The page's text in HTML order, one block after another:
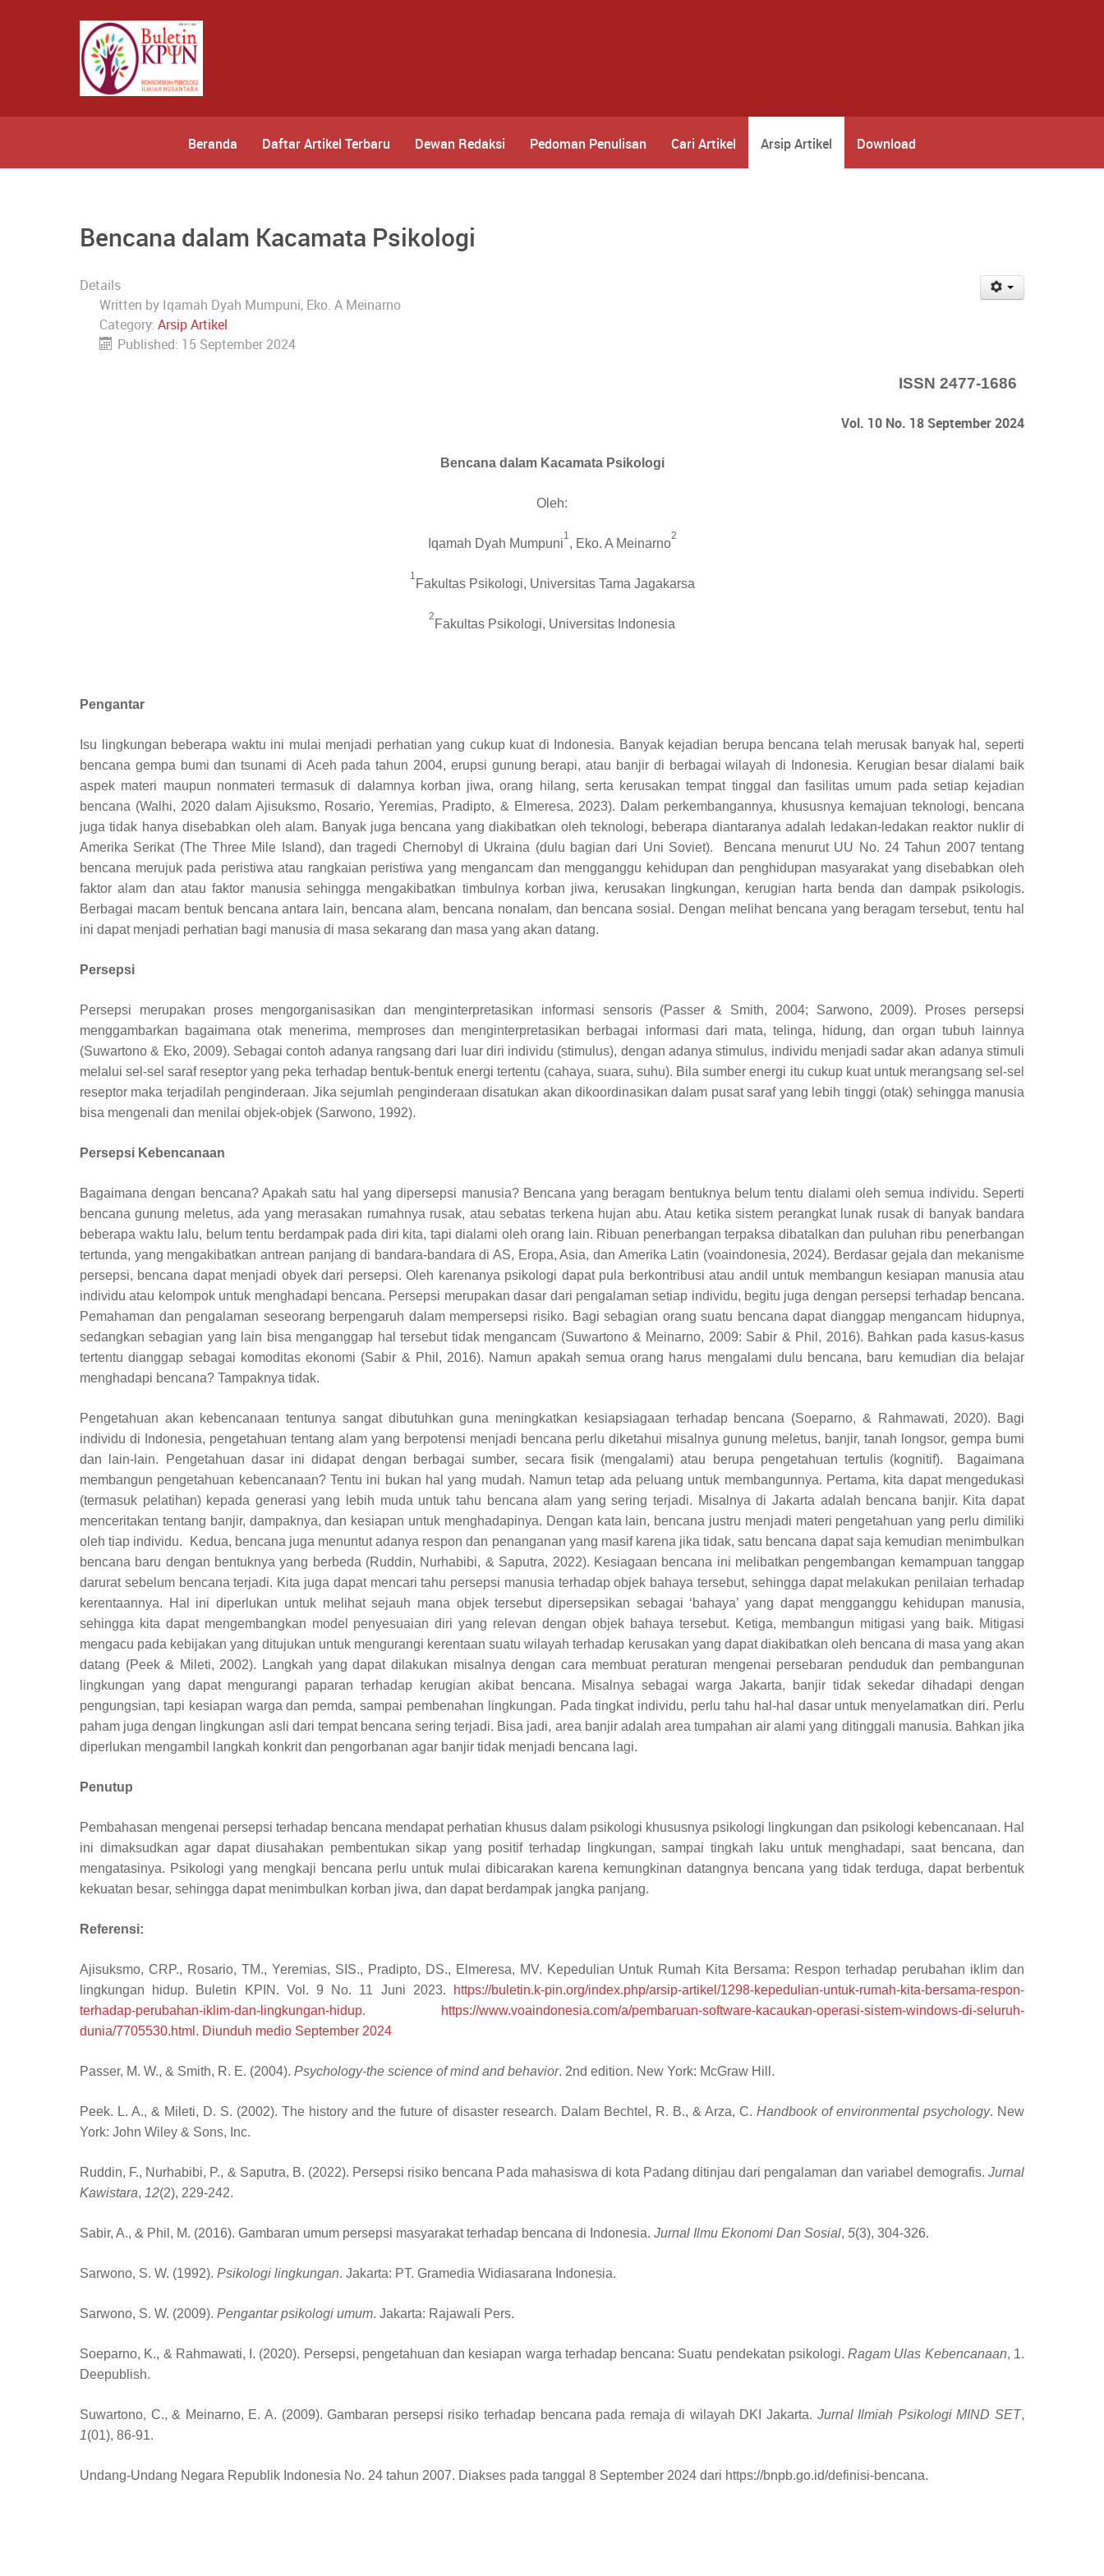
Beranda Daftar Artikel Terbaru Dewan Redaksi Pedoman Penulisan Cari Artikel Arsip Artikel Download
Bencana dalam Kacamata Psikologi
Details
Written by Iqamah Dyah Mumpuni, Eko. A Meinarno
Category: Arsip Artikel
Published: 15 September 2024
ISSN 2477-1686
Vol. 10 No. 18 September 2024
Bencana dalam Kacamata Psikologi
Oleh:
Iqamah Dyah Mumpuni
1
, Eko. A Meinarno
2
1
Fakultas Psikologi, Universitas Tama Jagakarsa
2
Fakultas Psikologi, Universitas Indonesia
Pengantar
Isu lingkungan beberapa waktu ini mulai menjadi perhatian yang cukup kuat di Indonesia. Banyak kejadian berupa bencana telah merusak banyak hal, seperti
bencana gempa bumi dan tsunami di Aceh pada tahun 2004, erupsi gunung berapi, atau banjir di berbagai wilayah di Indonesia. Kerugian besar dialami baik
aspek materi maupun nonmateri termasuk di dalamnya korban jiwa, orang hilang, serta kerusakan tempat tinggal dan fasilitas umum pada setiap kejadian
bencana (Walhi, 2020 dalamAjisuksmo, Rosario,Yeremias, Pradipto, & Elmeresa, 2023). Dalam perkembangannya, khususnya kemajuan teknologi, bencana
juga tidak hanya disebabkan oleh alam. Banyak juga bencana yang diakibatkan oleh teknologi, beberapa diantaranya adalah ledakan-ledakan reaktor nuklir di
Amerika Serikat (The Three Mile Island), dan tragedi Chernobyl di Ukraina (dulu bagian dari Uni Soviet).
Bencana menurut UU No. 24 Tahun 2007 tentang
bencana merujuk pada peristiwa atau rangkaian peristiwa yang mengancam dan mengganggu kehidupan dan penghidupan masyarakat yang disebabkan oleh
faktor alam dan atau faktor manusia sehingga mengakibatkan timbulnya korban jiwa, kerusakan lingkungan, kerugian harta benda dan dampak psikologis.
Berbagai macam bentuk bencana antara lain, bencana alam, bencana nonalam, dan bencana sosial. Dengan melihat bencana yang beragam tersebut, tentu hal
ini dapat menjadi perhatian bagi manusia di masa sekarang dan masa yang akan datang.
Persepsi
Persepsi merupakan proses mengorganisasikan dan menginterpretasikan informasi sensoris (Passer & Smith, 2004; Sarwono, 2009). Proses persepsi
menggambarkan bagaimana otak menerima, memproses dan menginterpretasikan berbagai informasi dari mata, telinga, hidung, dan organ tubuh lainnya
(Suwartono & Eko, 2009). Sebagai contoh adanya rangsang dari luar diri individu (stimulus), dengan adanya stimulus, individu menjadi sadar akan adanya stimuli
melalui sel-sel saraf reseptor yang peka terhadap bentuk-bentuk energi tertentu (cahaya, suara, suhu). Bila sumber energi itu cukup kuat untuk merangsang sel-sel
reseptor maka terjadilah penginderaan. Jika sejumlah penginderaan disatukan akan dikoordinasikan dalam pusat saraf yang lebih tinggi (otak) sehingga manusia
bisa mengenali dan menilai objek-objek (Sarwono, 1992).
Persepsi Kebencanaan
Bagaimana dengan bencana? Apakah satu hal yang dipersepsi manusia? Bencana yang beragam bentuknya belum tentu dialami oleh semua individu. Seperti
bencana gunung meletus, ada yang merasakan rumahnya rusak, atau sebatas terkena hujan abu. Atau ketika sistem perangkat lunak rusak di banyak bandara
beberapa waktu lalu, belum tentu berdampak pada diri kita, tapi dialami oleh orang lain. Ribuan penerbangan terpaksa dibatalkan dan puluhan ribu penerbangan
tertunda, yang mengakibatkan antrean panjang di bandara-bandara di AS, Eropa, Asia, dan Amerika Latin (voaindonesia, 2024). Berdasar gejala dan mekanisme
persepsi, bencana dapat menjadi obyek dari persepsi. Oleh karenanya psikologi dapat pula berkontribusi atau andil untuk membangun kesiapan manusia atau
individu atau kelompok untuk menghadapi bencana. Persepsi merupakan dasar dari pengalaman setiap individu, begitu juga dengan persepsi terhadap bencana.
Pemahaman dan pengalaman seseorang berpengaruh dalam mempersepsi risiko. Bagi sebagian orang suatu bencana dapat dianggap mengancam hidupnya,
sedangkan sebagian yang lain bisa menganggap hal tersebut tidak mengancam (Suwartono & Meinarno, 2009: Sabir & Phil, 2016). Bahkan pada kasus-kasus
tertentu dianggap sebagai komoditas ekonomi (Sabir & Phil, 2016). Namun apakah semua orang harus mengalami dulu bencana, baru kemudian dia belajar
menghadapi bencana? Tampaknya tidak.
Pengetahuan akan kebencanaan tentunya sangat dibutuhkan guna meningkatkan kesiapsiagaan terhadap bencana (Soeparno, & Rahmawati, 2020). Bagi
individu di Indonesia, pengetahuan tentang alam yang berpotensi menjadi bencana perlu diketahui misalnya gunung meletus, banjir, tanah longsor, gempa bumi
dan lain-lain.
Pengetahuan dasar ini didapat dengan berbagai sumber, secara fisik (mengalami) atau berupa pengetahuan tertulis (kognitif).
Bagaimana
membangun pengetahuan kebencanaan? Tentu ini bukan hal yang mudah. Namun tetap ada peluang untuk membangunnya. Pertama, kita dapat mengedukasi
(termasuk pelatihan) kepada generasi yang lebih muda untuk tahu bencana alam yang sering terjadi. Misalnya di Jakarta adalah bencana banjir. Kita dapat
menceritakan tentang banjir, dampaknya, dan kesiapan untuk menghadapinya. Dengan kata lain, bencana justru menjadi materi pengetahuan yang perlu dimiliki
oleh tiap individu.
Kedua, bencana juga menuntut adanya respon dan penanganan yang masif karena jika tidak, satu bencana dapat saja kemudian menimbulkan
bencana baru dengan bentuknya yang berbeda (Ruddin, Nurhabibi, & Saputra, 2022). Kesiagaan bencana ini melibatkan pengembangan kemampuan tanggap
darurat sebelum bencana terjadi. Kita juga dapat mencari tahu persepsi manusia terhadap objek bahaya tersebut, sehingga dapat melakukan penilaian terhadap
kerentaannya. Hal ini diperlukan untuk melihat sejauh mana objek tersebut dipersepsikan sebagai ‘bahaya’ yang dapat mengganggu kehidupan manusia,
sehingga kita dapat mengembangkan model penyesuaian diri yang relevan dengan objek bahaya tersebut. Ketiga, membangun mitigasi yang baik. Mitigasi
mengacu pada kebijakan yang ditujukan untuk mengurangi kerentaan suatu wilayah terhadap kerusakan yang dapat diakibatkan oleh bencana di masa yang akan
datang (Peek & Mileti, 2002). Langkah yang dapat dilakukan misalnya dengan cara membuat peraturan mengenai persebaran penduduk dan pembangunan
lingkungan yang dapat mengurangi paparan terhadap kerugian akibat bencana. Misalnya sebagai warga Jakarta, banjir tidak sekedar dihadapi dengan
pengungsian, tapi kesiapan warga dan pemda, sampai pembenahan lingkungan. Pada tingkat individu, perlu tahu hal-hal dasar untuk menyelamatkan diri. Perlu
paham juga dengan lingkungan asli dari tempat bencana sering terjadi. Bisa jadi, area banjir adalah area tumpahan air alami yang ditinggali manusia. Bahkan jika
diperlukan mengambil langkah konkrit dan pengorbanan agar banjir tidak menjadi bencana lagi.
Penutup
Pembahasan mengenai persepsi terhadap bencana mendapat perhatian khusus dalam psikologi khususnya psikologi lingkungan dan psikologi kebencanaan. Hal
ini dimaksudkan agar dapat diusahakan pembentukan sikap yang positif terhadap lingkungan, sampai tingkah laku untuk menghadapi, saat bencana, dan
mengatasinya. Psikologi yang mengkaji bencana perlu untuk mulai dibicarakan karena kemungkinan datangnya bencana yang tidak terduga, dapat berbentuk
kekuatan besar, sehingga dapat menimbulkan korban jiwa, dan dapat berdampak jangka panjang.
Referensi:
Ajisuksmo, CRP., Rosario, TM., Yeremias, SIS., Pradipto, DS., Elmeresa, MV. Kepedulian Untuk Rumah Kita Bersama: Responterhadap perubahan iklim dan
ingkungan hidup. Buletin KPIN. Vol. 9 No. 11 Juni 2023.
https://buletin.k-pin.org/index.php/arsip-artikel/1298-kepedulian-untuk-rumah-kita-bersama-respon-
terhadap-perubahan-iklim-dan-lingkungan-hidup.
https://www.voaindonesia.com/a/pembaruan-software-kacaukan-operasi-sistem-windows-di-seluruh-
dunia/7705530.html. Diunduh medio September 2024
Passer, M. W., & Smith, R. E. (2004). Psychology-the science of mind and behavior. 2nd edition. New York: McGraw Hill.
Peek. L. A., & Mileti, D. S. (2002). The history and the future of disaster research. Dalam Bechtel, R. B., & Arza, C. Handbook of environmental psychology. New
York: John Wiley & Sons, Inc.
Ruddin, F., Nurhabibi, P., & Saputra, B. (2022). Persepsi risiko bencana Pada mahasiswa di kota Padang ditinjau dari pengalaman dan variabel demografis. Jurnal
Kawistara, 12(2), 229-242.
Sabir, A., & Phil, M. (2016). Gambaran umum persepsi masyarakat terhadap bencana di Indonesia. Jurnal Ilmu Ekonomi Dan Sosial, 5(3), 304-326.
Sarwono, S. W. (1992). Psikologi lingkungan. Jakarta: PT. Gramedia Widiasarana Indonesia.
Sarwono, S. W. (2009). Pengantar psikologi umum. Jakarta: Rajawali Pers.
Soeparno, K., & Rahmawati, I. (2020). Persepsi, pengetahuan dan kesiapan warga terhadap bencana: Suatu pendekatan psikologi.Ragam Ulas Kebencanaan, 1.
Deepublish.
Suwartono, C., & Meinarno, E. A. (2009). Gambaran persepsi risiko terhadap bencana pada remaja di wilayah DKI Jakarta. Jurnal Ilmiah Psikologi MIND SET,
1(01), 86-91.
Undang-Undang Negara Republik Indonesia No. 24 tahun 2007. Diakses pada tanggal 8 September 2024 dari https://bnpb.go.id/definisi-bencana.